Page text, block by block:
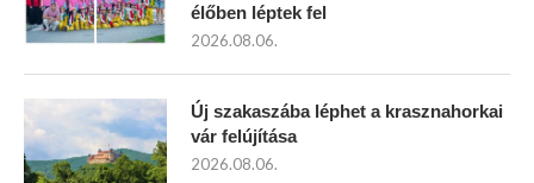
élőben léptek fel
2026.08.06.
Új szakaszába léphet a krasznahorkai
vár felújítása
2026.08.06.